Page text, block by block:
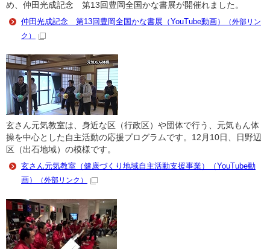
め、仲田光成記念 第13回豊岡全国かな書展が開催れました。
仲田光成記念 第13回豊岡全国かな書展（YouTube動画）
（外部リン
ク）
玄さん元気教室は、身近な区（行政区）や団体で行う、元気もん体
操を中心とした自主活動の応援プログラムです。12月10日、日野辺
区（出石地域）の模様です。
玄さん元気教室（健康づくり地域自主活動支援事業）（YouTube動
画）
（外部リンク）